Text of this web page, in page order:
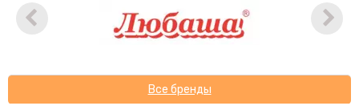
Все бренды